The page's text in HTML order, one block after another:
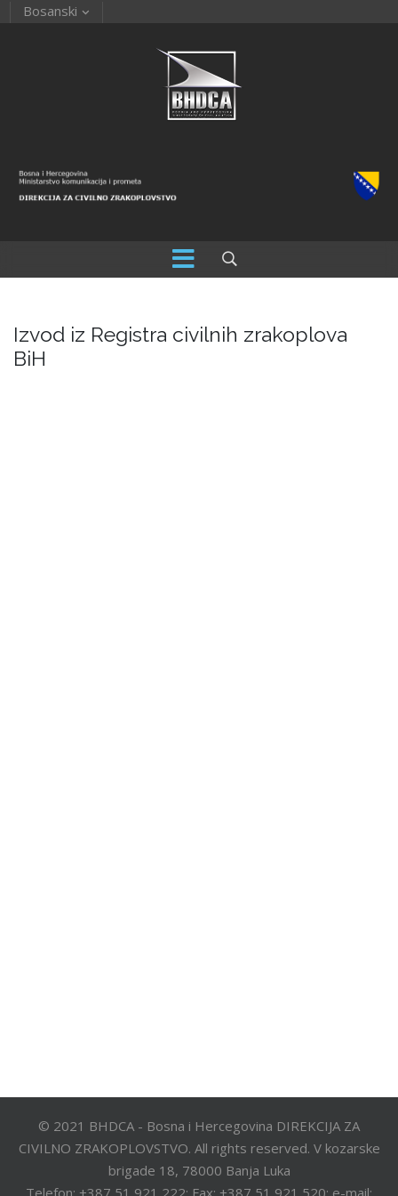
Bosanski
Izvod iz Registra civilnih zrakoplova
BiH
© 2021 BHDCA - Bosna i Hercegovina DIREKCIJA ZA
CIVILNO ZRAKOPLOVSTVO. All rights reserved. V kozarske
brigade 18, 78000 Banja Luka